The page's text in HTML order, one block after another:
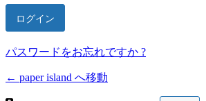
パスワードをお忘れですか ?
← paper island へ移動